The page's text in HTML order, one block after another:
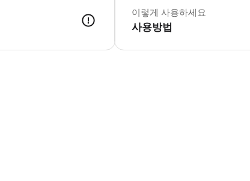
이렇게 사용하세요
사용방법